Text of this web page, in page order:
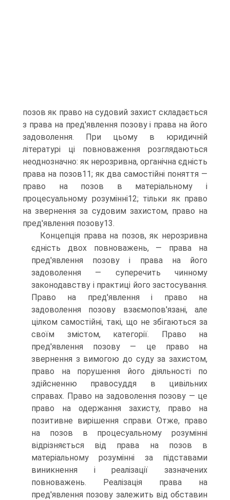
позов як право на судовий захист складається
з права на пред'явлення позову і права на його
задоволення. При цьому в юридичній
літературі ці повноваження розглядаються
неоднозначно: як нерозривна, органічна єдність
права на позов11; як два самостійні поняття —
право на позов в матеріальному і
процесуальному розумінні12; тільки як право
на звернення за судовим захистом, право на
пред'явлення позову13.
Концепція права на позов, як нерозривна
єдність двох повноважень, — права на
пред'явлення позову і права на його
задоволення — суперечить чинному
законодавству і практиці його застосування.
Право на пред'явлення і право на
задоволення позову взаємопов'язані, але
цілком самостійні, такі, що не збігаються за
своїм змістом, категорії. Право на
пред'явлення позову — це право на
звернення з вимогою до суду за захистом,
право на порушення його діяльності по
здійсненню правосуддя в цивільних
справах. Право на задоволення позову — це
право на одержання захисту, право на
позитивне вирішення справи. Отже, право
на позов в процесуальному розумінні
відрізняється від права на позов в
матеріальному розумінні за підставами
виникнення і реалізації зазначених
повноважень. Реалізація права на
пред'явлення позову залежить від обставин